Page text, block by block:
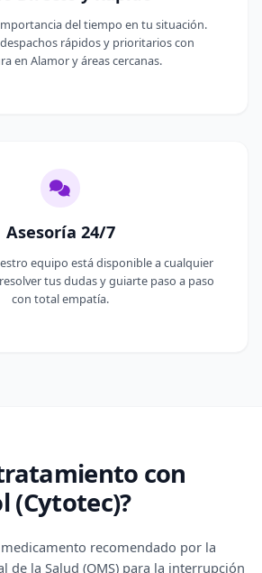
del tiempo en tu situación.
rápidos y prioritarios con
en Alamor y áreas cercanas.
Asesoría 24/7
equipo está disponible a cualquier
tus dudas y guiarte paso a paso
con total empatía.
con
(Cytotec)?
recomendado por la
de la Salud (OMS) para la interrupción